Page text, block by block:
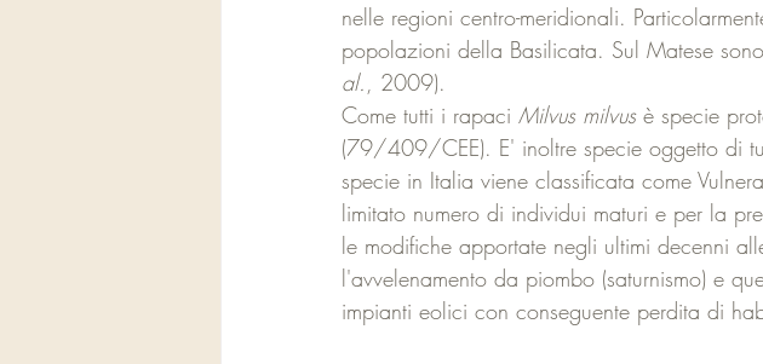
nelle regioni centro-meridionali.
popolazioni della Basilicata. Sul Matese
al., 2009).
Come tutti i rapaci Milvus milvus è specie
(79/409/CEE). E' inoltre specie oggetto di
specie in Italia viene classificata come
limitato numero di individui maturi e per la
le modifiche apportate negli ultimi decenni
l'avvelenamento da piombo (saturnismo) e
impianti eolici con conseguente perdita di